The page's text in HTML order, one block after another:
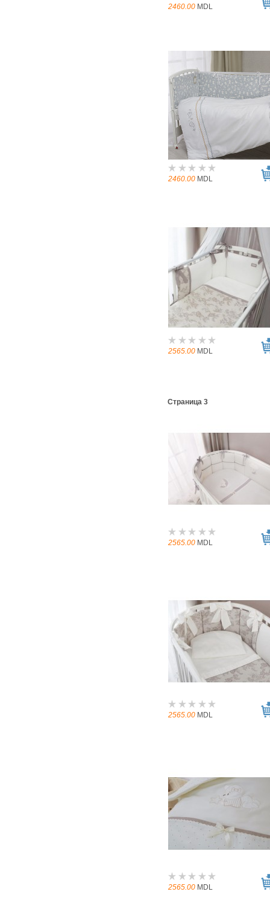
2460.00 MDL
2460.00 MDL
2565.00 MDL
Страница 3
2565.00 MDL
2565.00 MDL
2565.00 MDL